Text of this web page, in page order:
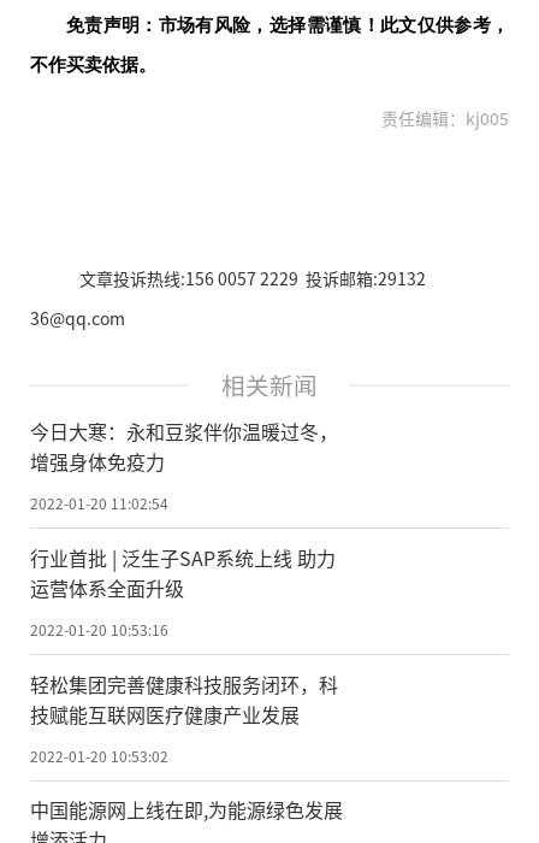
免责声明：市场有风险，选择需谨慎！此文仅供参考，
不作买卖依据。
责任编辑：kj005
文章投诉热线:156 0057 2229 投诉邮箱:29132
36@qq.com
相关新闻
今日大寒：永和豆浆伴你温暖过冬，
增强身体免疫力
2022-01-20 11:02:54
行业首批 | 泛生子SAP系统上线 助力
运营体系全面升级
2022-01-20 10:53:16
轻松集团完善健康科技服务闭环，科
技赋能互联网医疗健康产业发展
2022-01-20 10:53:02
中国能源网上线在即,为能源绿色发展